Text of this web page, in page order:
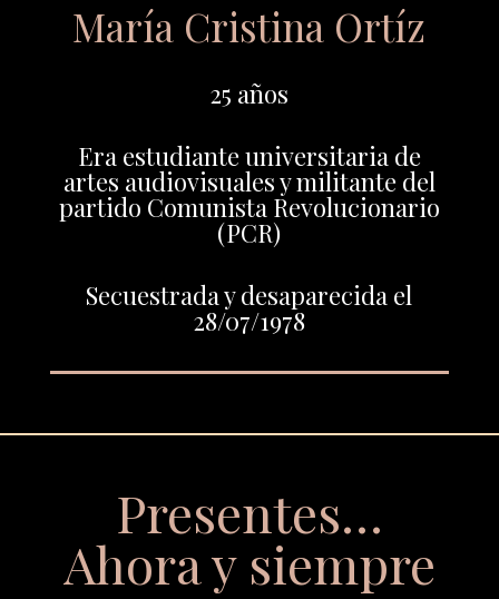
María Cristina Ortíz
25 años
Era estudiante universitaria de
artes audiovisuales y militante del
partido Comunista Revolucionario
(PCR)
Secuestrada y desaparecida el
28/07/1978
Presentes…
Ahora y siempre